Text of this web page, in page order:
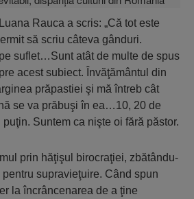
Rauca a scris: „Că tot este
să scriu câteva gânduri.
suflet…Sunt atât de multe de spus
acest subiect. Învăţământul din
prăpastiei şi mă întreb cât
se va prăbuşi în ea…10, 20 de
Suntem ca nişte oi fără păstor.
prin hăţişul birocraţiei, zbătându-
supravieţuire. Când spun
la încrâncenarea de a ţine